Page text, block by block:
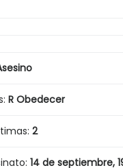
R Obedecer
2
14 de septiembre,